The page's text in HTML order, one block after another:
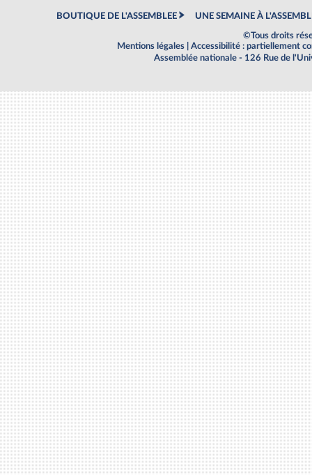
BOUTIQUE DE L'ASSEMBLEE UNE SEMAINE À
©Tous droits
Mentions légales
Accessibilité : partiellement
Assemblée nationale - 126 Rue de